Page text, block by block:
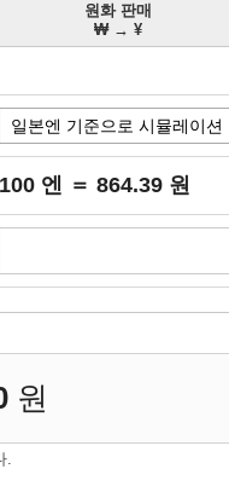
원화 판매
₩ → ¥
100 엔 ＝ 864.39 원
원
.